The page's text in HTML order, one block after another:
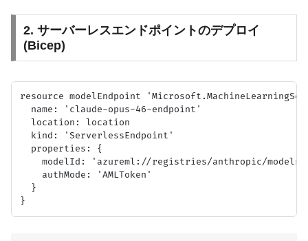
2. サーバーレスエンドポイントのデプロイ
(Bicep)
resource modelEndpoint
  name: 'claude-opus-46-endpoint'
  location: location
  kind: 'ServerlessEndpoint'
  properties: {
modelId: 'azureml://registries/anthropic/models/
    authMode: 'AMLToken'
  }